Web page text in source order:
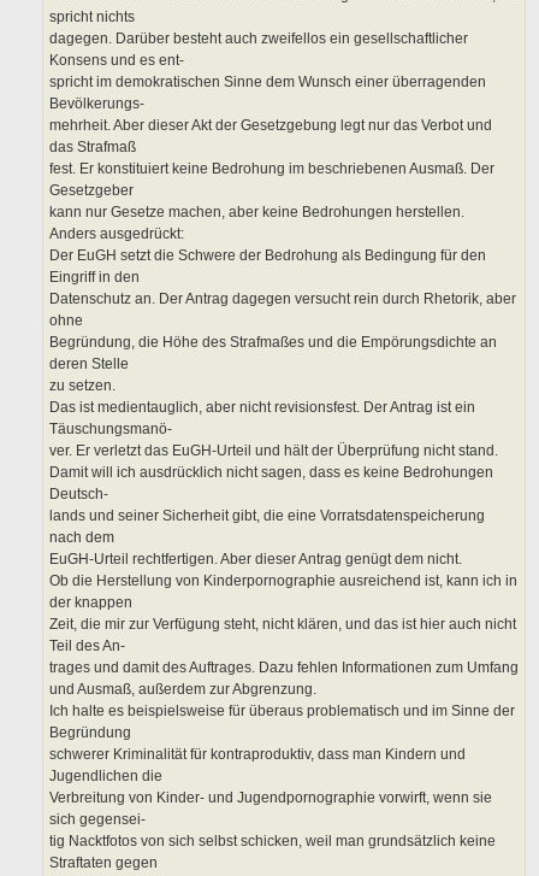
spricht nichts
dagegen. Darüber besteht auch zweifellos ein gesellschaftlicher
Konsens und es ent-
spricht im demokratischen Sinne dem Wunsch einer überragenden
Bevölkerungs-
mehrheit. Aber dieser Akt der Gesetzgebung legt nur das Verbot und
das Strafmaß
fest. Er konstituiert keine Bedrohung im beschriebenen Ausmaß. Der
Gesetzgeber
kann nur Gesetze machen, aber keine Bedrohungen herstellen.
Anders ausgedrückt:
Der EuGH setzt die Schwere der Bedrohung als Bedingung für den
Eingriff in den
Datenschutz an. Der Antrag dagegen versucht rein durch Rhetorik, aber
ohne
Begründung, die Höhe des Strafmaßes und die Empörungsdichte an
deren Stelle
zu setzen.
Das ist medientauglich, aber nicht revisionsfest. Der Antrag ist ein
Täuschungsmanö-
ver. Er verletzt das EuGH-Urteil und hält der Überprüfung nicht stand.
Damit will ich ausdrücklich nicht sagen, dass es keine Bedrohungen
Deutsch-
lands und seiner Sicherheit gibt, die eine Vorratsdatenspeicherung
nach dem
EuGH-Urteil rechtfertigen. Aber dieser Antrag genügt dem nicht.
Ob die Herstellung von Kinderpornographie ausreichend ist, kann ich in
der knappen
Zeit, die mir zur Verfügung steht, nicht klären, und das ist hier auch nicht
Teil des An-
trages und damit des Auftrages. Dazu fehlen Informationen zum Umfang
und Ausmaß, außerdem zur Abgrenzung.
Ich halte es beispielsweise für überaus problematisch und im Sinne der
Begründung
schwerer Kriminalität für kontraproduktiv, dass man Kindern und
Jugendlichen die
Verbreitung von Kinder- und Jugendpornographie vorwirft, wenn sie
sich gegensei-
tig Nacktfotos von sich selbst schicken, weil man grundsätzlich keine
Straftaten gegen